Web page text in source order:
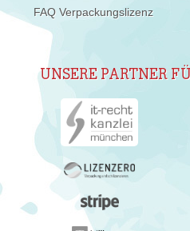
FAQ Verpackungslizenz
UNSERE PARTNER